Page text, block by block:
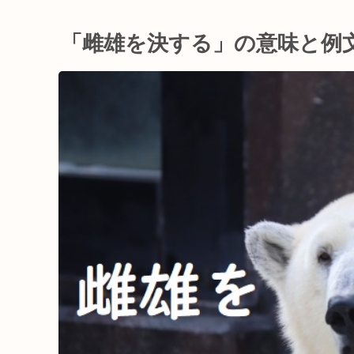
「雌雄を決する」の意味と例